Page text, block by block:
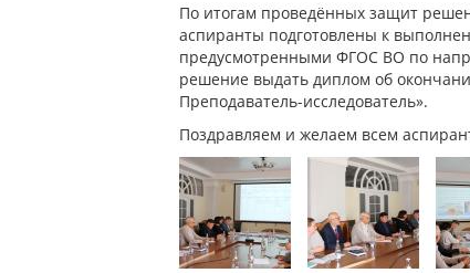
По итогам проведённых защит
аспиранты подготовлены к
предусмотренными ФГОС ВО по
решение выдать диплом об
Преподаватель-исследователь».
Поздравляем и желаем всем